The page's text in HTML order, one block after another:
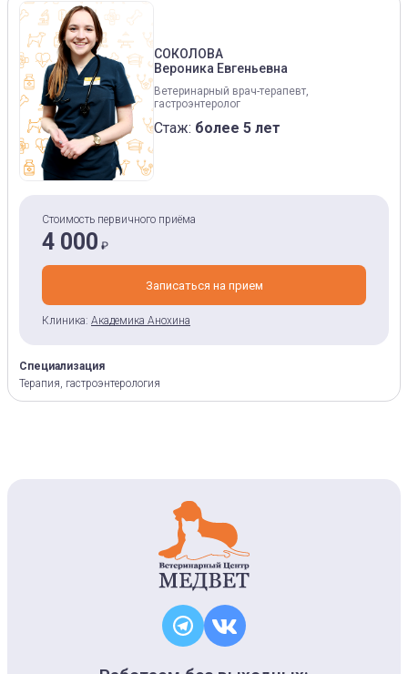
СОКОЛОВА
Вероника Евгеньевна
Ветеринарный врач-терапевт,
гастроэнтеролог
Стаж: более 5 лет
Стоимость первичного приёма
4 000 ₽
Записаться на прием
Клиника: Академика Анохина
Специализация
Терапия, гастроэнтерология